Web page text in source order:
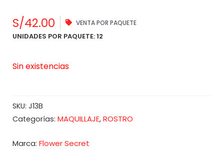
S/42.00 VENTA POR PAQUETE
UNIDADES POR PAQUETE: 12
Sin existencias
SKU: J13B
Categorías: MAQUILLAJE, ROSTRO
Marca: Flower Secret